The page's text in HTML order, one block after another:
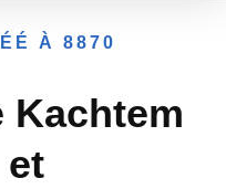
À 8870
Kachtem